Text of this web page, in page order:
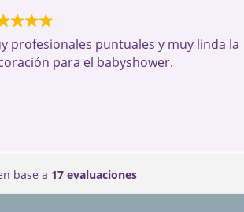
profesionales puntuales y muy linda la
para el babyshower.
base a 17 evaluaciones